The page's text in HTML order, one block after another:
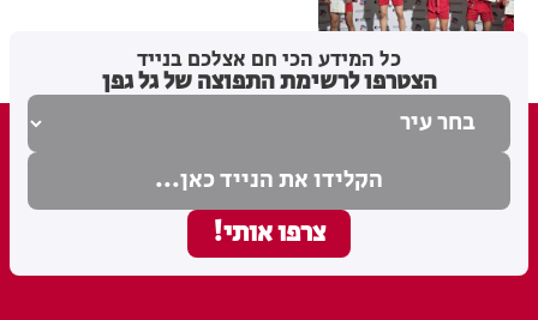
כל המידע הכי חם אצלכם בנייד
הצטרפו לרשימת התפוצה של גל גפן